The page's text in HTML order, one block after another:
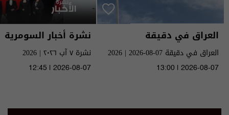
العراق في دقيقة
العراق في دقيقة 07-08-2026 | 2026
13:00 | 2026-08-07
نشرة أخبار السومرية
نشرة ٧ آب ٢٠٢٦ | 2026
12:45 | 2026-08-07